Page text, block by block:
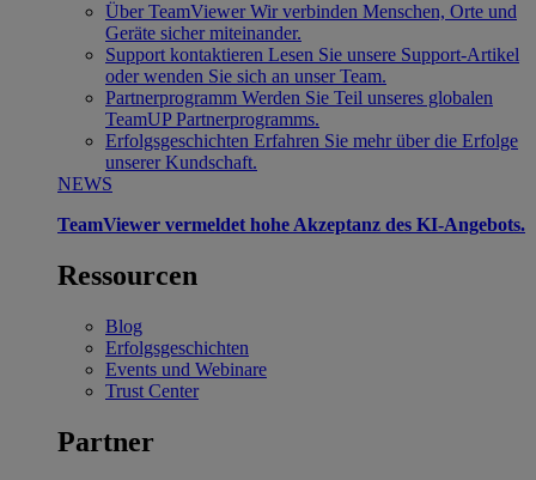
Über TeamViewer Wir verbinden Menschen, Orte und
Geräte sicher miteinander.
Support kontaktieren Lesen Sie unsere Support-Artikel
oder wenden Sie sich an unser Team.
Partnerprogramm Werden Sie Teil unseres globalen
TeamUP Partnerprogramms.
Erfolgsgeschichten Erfahren Sie mehr über die Erfolge
unserer Kundschaft.
NEWS
TeamViewer vermeldet hohe Akzeptanz des KI-Angebots.
Ressourcen
Blog
Erfolgsgeschichten
Events und Webinare
Trust Center
Partner